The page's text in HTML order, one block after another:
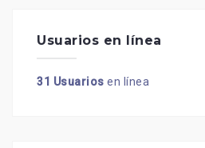
Usuarios en línea
31 Usuarios en línea